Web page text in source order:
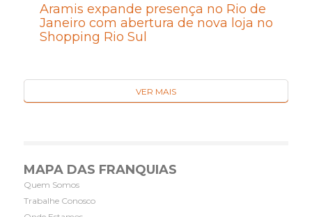
Aramis expande presença no Rio de
Janeiro com abertura de nova loja no
Shopping Rio Sul
VER MAIS
MAPA DAS FRANQUIAS
Quem Somos
Trabalhe Conosco